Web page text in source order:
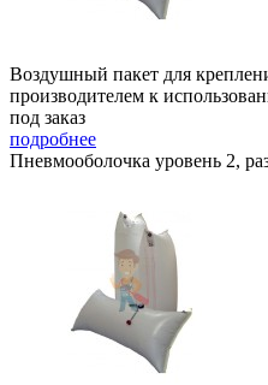
Воздушный пакет для
производителем к
под заказ
подробнее
Пневмооболочка уровень 2,